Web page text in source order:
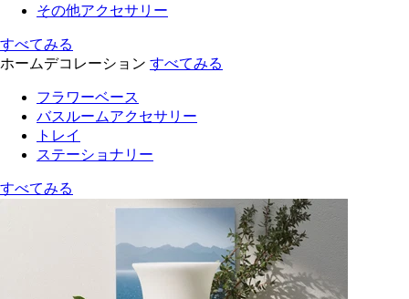
その他アクセサリー
すべてみる
ホームデコレーション すべてみる
フラワーベース
バスルームアクセサリー
トレイ
ステーショナリー
すべてみる